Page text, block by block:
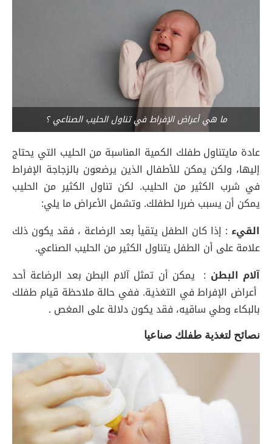
ما هي أعراض الإفراط في تناول الحليب الصناعي ؟
عادة مايتناول طفلك الكمية المناسبة من الحليب التي يحتاج
إليها، ولكن يمكن للأطفال الذين يرضعون بالزجاجة الإفراط
في شرب الكثير من الحليب. لكن تناول الكثير من الحليب
يمكن أن يسبب ضررا لطفلك. وتشمل الأعراض ما يلي:
القيء : إذا كان الطفل يتقيأ بعد الرضاعة ، فقد يكون ذلك
علامة على أن الطفل يتناول الكثير من الحليب الصناعي.
آلام البطن : يمكن أن تمثل آلام البطن بعد الرضاعة أحد
أعراض الإفراط في التغذية. ففي حالة ملاحظة قيام طفلك
بالبكاء وطي ساقيه، فقد يكون دلالة على المغص .
نصائح لتغذية طفلك صناعيا